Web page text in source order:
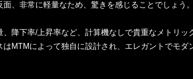
、非常に軽量なため、驚きを感じることでしょう。
降下率/上昇率など、計算機なしで貴重なメトリッ
MTMによって独自に設計され、エレガントでモ